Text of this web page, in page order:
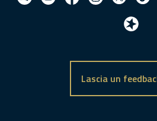
Lascia un